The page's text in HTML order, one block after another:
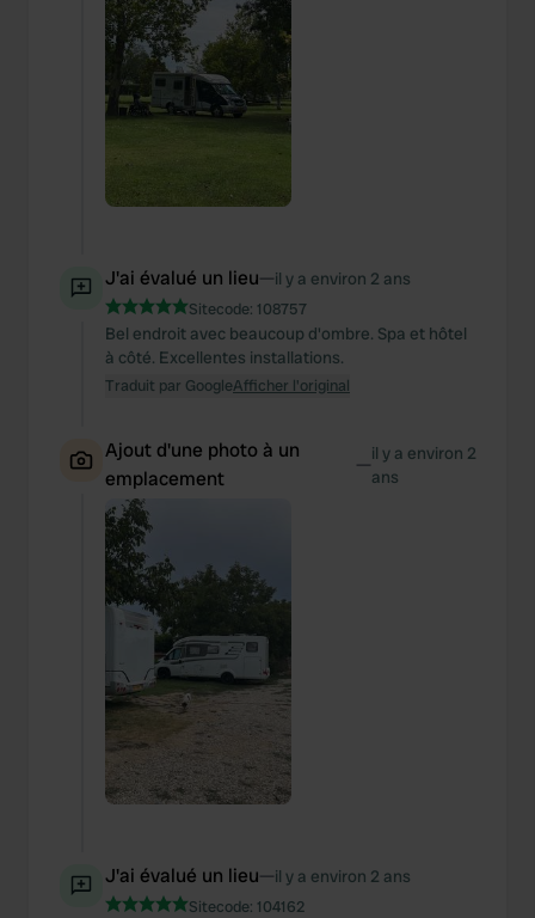
J'ai évalué un lieu—il y a environ 2 ans
Sitecode: 108757
Bel endroit avec beaucoup d'ombre. Spa et hôtel
à côté. Excellentes installations.
Traduit par GoogleAfficher l'original
Ajout d'une photo à un
emplacement
—il y a environ 2
ans
J'ai évalué un lieu—il y a environ 2 ans
Sitecode: 104162